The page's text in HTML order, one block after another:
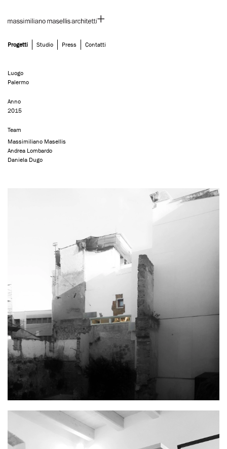
content
Progetti Studio Press
Contatti
Luogo
Palermo
Anno
2015
Team
Massimiliano Masellis
Andrea Lombardo
Daniela Dugo